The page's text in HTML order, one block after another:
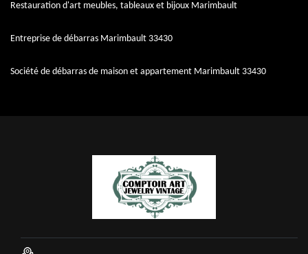
Restauration d'art meubles, tableaux et bijoux Marimbault
Entreprise de débarras Marimbault 33430
Société de débarras de maison et appartement Marimbault 33430